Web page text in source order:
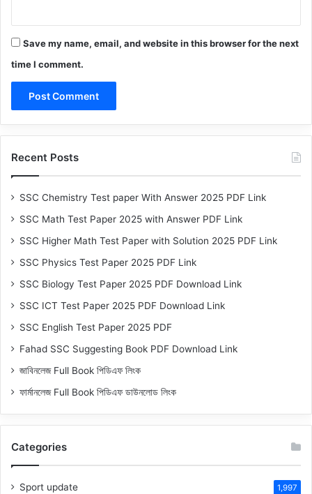
Save my name, email, and website in this browser for the next
time I comment.
Recent Posts
SSC Chemistry Test paper With Answer 2025 PDF Link
SSC Math Test Paper 2025 with Answer PDF Link
SSC Higher Math Test Paper with Solution 2025 PDF Link
SSC Physics Test Paper 2025 PDF Link
SSC Biology Test Paper 2025 PDF Download Link
SSC ICT Test Paper 2025 PDF Download Link
SSC English Test Paper 2025 PDF
Fahad SSC Suggesting Book PDF Download Link
জাবিনলেজ Full Book পিডিএফ লিংক
ফার্মানলেজ Full Book পিডিএফ ডাউনলোড লিংক
Categories
Sport update 1,997